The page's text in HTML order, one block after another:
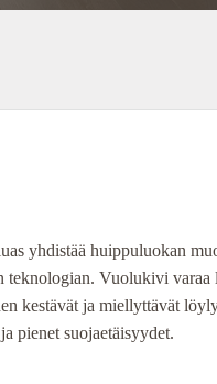
yhdistää huippuluokan
teknologian. Vuolukivi varaa
kestävät ja miellyttävät
pienet suojaetäisyydet.